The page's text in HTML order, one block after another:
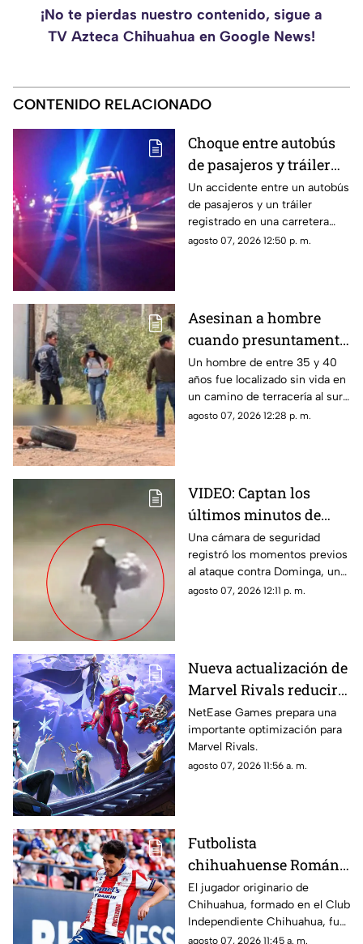
¡No te pierdas nuestro contenido, sigue a
TV Azteca Chihuahua en Google News!
CONTENIDO RELACIONADO
Choque entre autobús
de pasajeros y tráiler
deja 10 lesionados en
carretera cercana a
Camargo; conductor
huyó del lugar
Un accidente entre un autobús
de pasajeros y un tráiler
registrado en una carretera
cercana a Camargo dejó al
agosto 07, 2026 12:50 p. m.
Asesinan a hombre
cuando presuntamente
se dirigía a trabajar en
colonia Los Llanos de
Chihuahua
Un hombre de entre 35 y 40
años fue localizado sin vida en
un camino de terracería al sur
de la ciudad de Chihuahua.
agosto 07, 2026 12:28 p. m.
VIDEO: Captan los
últimos minutos de
vida de Dominga,
abuelita asesinada por
90 pesos en Puebla
Una cámara de seguridad
registró los momentos previos
al ataque contra Dominga, una
mujer de 83 años que fue
agosto 07, 2026 12:11 p. m.
Nueva actualización de
Marvel Rivals reducirá
su tamaño y liberará
espacio en PC y
consolas
NetEase Games prepara una
importante optimización para
Marvel Rivals.
agosto 07, 2026 11:56 a. m.
Futbolista
chihuahuense Román
Torres cumple el sueño
de enfrentar a Lionel
Messi en la Leagues
El jugador originario de
Chihuahua, formado en el Club
Independiente Chihuahua, fue
titular con Atlético de San Luis.
agosto 07, 2026 11:45 a. m.